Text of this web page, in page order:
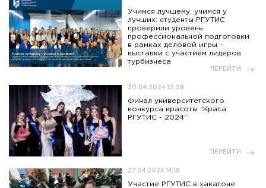
Учимся лучшему, учимся у
лучших: студенты РГУТИС
проверили уровень
профессиональной подготовки
в рамках деловой игры –
выставки с участием лидеров
турбизнеса
ПЕРЕЙТИ
30.04.2024 13:08
Финал университетского
конкурса красоты “Краса
РГУТИС - 2024”
ПЕРЕЙТИ
27.04.2024 14:18
Участие РГУТИС в хакатоне